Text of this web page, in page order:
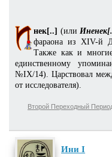
нек[..] (или
фараона из XIV-й
Также как и
единственному
№IX/14). Царствовал
от исследователя).
Второй Переходный
Ини I